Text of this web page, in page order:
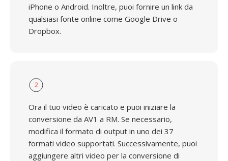
iPhone o Android. Inoltre, puoi fornire un link da
qualsiasi fonte online come Google Drive o
Dropbox.
2
Ora il tuo video è caricato e puoi iniziare la
conversione da AV1 a RM. Se necessario,
modifica il formato di output in uno dei 37
formati video supportati. Successivamente, puoi
aggiungere altri video per la conversione di